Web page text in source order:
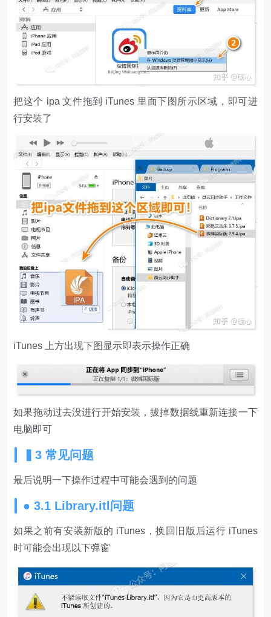
把这个 ipa 文件拖到 iTunes 里面下图所示区域，即可进
行安装了
iTunes 上方出现下图显示即表示操作正确
如果拖动过去没进行开始安装，拔掉数据线重新连接一下
电脑即可
▍3 常见问题
最后说明一下操作过程中可能会遇到的问题
● 3.1 Library.itl问题
如果之前有安装新版的 iTunes，换回旧版后运行 iTunes
时可能会出现以下弹窗